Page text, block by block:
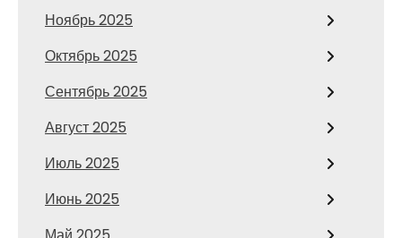
Ноябрь 2025
Октябрь 2025
Сентябрь 2025
Август 2025
Июль 2025
Июнь 2025